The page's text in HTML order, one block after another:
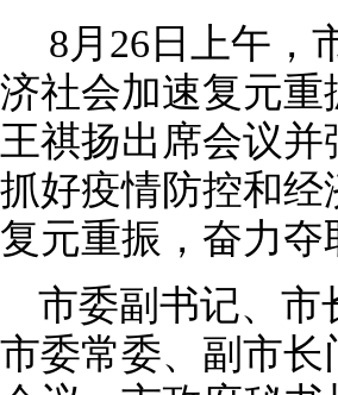
8月26日上午，
济社会加速复元
王祺扬出席会议
抓好疫情防控和
复元重振，奋力
市委副书记、市
市委常委、副市